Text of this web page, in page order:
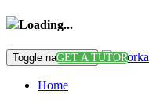
Loading...
Toggle navigationGET A TUTOR
Home